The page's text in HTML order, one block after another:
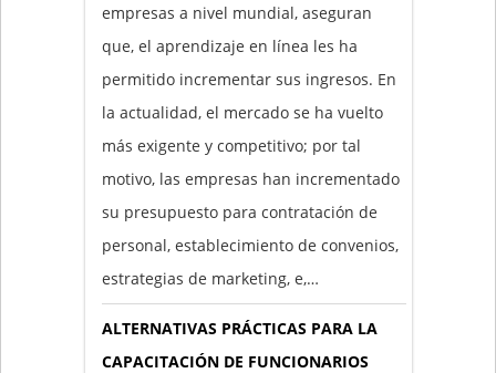
empresas a nivel mundial, aseguran
que, el aprendizaje en línea les ha
permitido incrementar sus ingresos. En
la actualidad, el mercado se ha vuelto
más exigente y competitivo; por tal
motivo, las empresas han incrementado
su presupuesto para contratación de
personal, establecimiento de convenios,
estrategias de marketing, e,…
ALTERNATIVAS PRÁCTICAS PARA LA
CAPACITACIÓN DE FUNCIONARIOS